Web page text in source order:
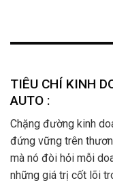
TIÊU CHÍ KINH
AUTO :
Chặng đường kinh
đứng vững trên
mà nó đòi hỏi mỗi
những giá trị cốt lõi